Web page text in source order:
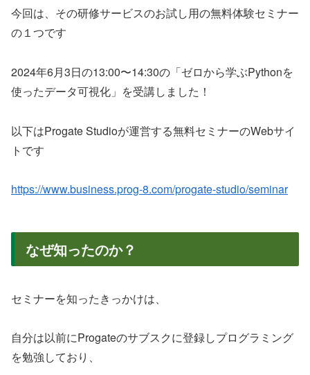
今回は、その研修サービスのお試し用の無料体験セミナー
の１つです
2024年6月3日の13:00〜14:30の「ゼロから学ぶPythonを
使ったデータ可視化」を受講しました！
以下はProgate Studioが運営する無料セミナーのWebサイ
トです
https://www.business.prog-8.com/progate-studio/seminar
なぜ知ったのか？
セミナーを知ったきっかけは、
自分は以前にProgateのサブスクに登録しプログラミング
を勉強しており、